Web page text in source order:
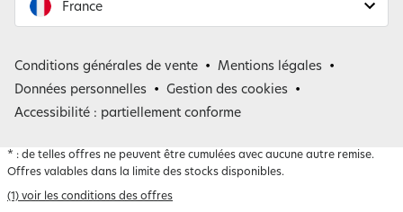
France
Belgique
Conditions générales de vente
Mentions légales
Données personnelles
Gestion des cookies
Accessibilité : partiellement conforme
* : de telles offres ne peuvent être cumulées avec aucune autre remise.
Offres valables dans la limite des stocks disponibles.
(1) voir les conditions des offres